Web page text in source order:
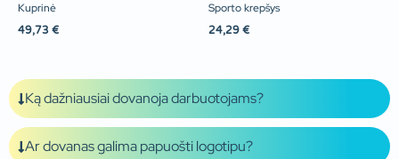
Kuprinė
49,73 €
Sporto krepšys
24,29 €
Ką dažniausiai dovanoja darbuotojams?
Ar dovanas galima papuošti logotipu?